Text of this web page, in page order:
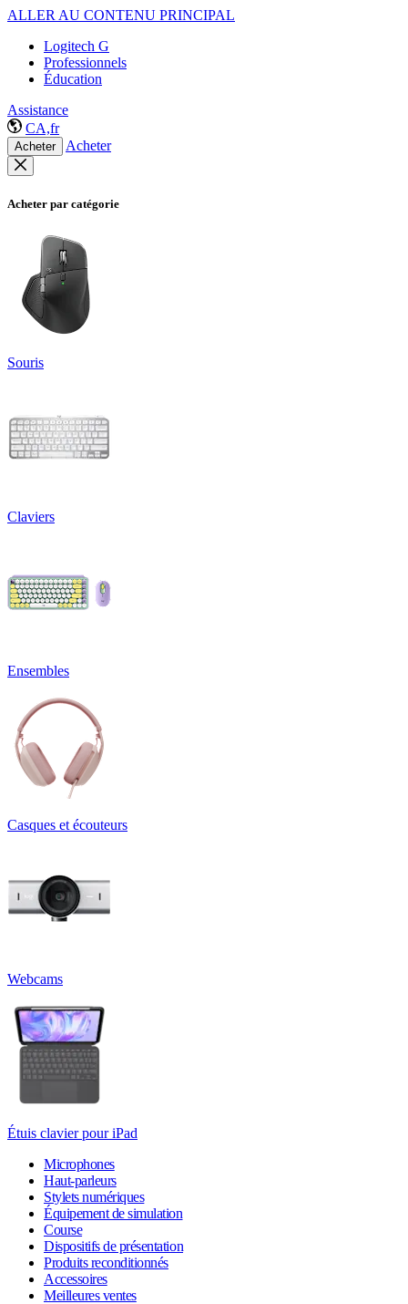
ALLER AU CONTENU PRINCIPAL
Logitech G
Professionnels
Éducation
Assistance
CA,fr
Acheter Acheter
Acheter par catégorie
Souris
Claviers
Ensembles
Casques et écouteurs
Webcams
Étuis clavier pour iPad
Microphones
Haut-parleurs
Stylets numériques
Équipement de simulation
Course
Dispositifs de présentation
Produits reconditionnés
Accessoires
Meilleures ventes